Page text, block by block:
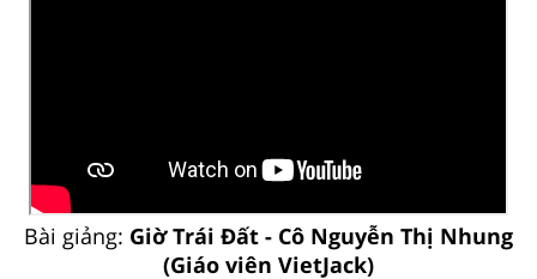
Bài giảng: Giờ Trái Đất - Cô Nguyễn Thị Nhung
(Giáo viên VietJack)